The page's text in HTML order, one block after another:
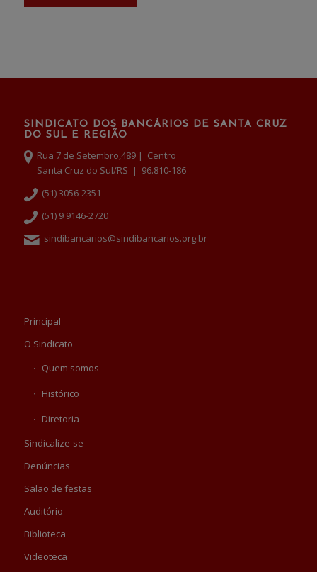
SINDICATO DOS BANCÁRIOS DE SANTA CRUZ
DO SUL E REGIÃO
Rua 7 de Setembro,489 | Centro
Santa Cruz do Sul/RS | 96.810-186
(51) 3056-2351
(51) 9 9146-2720
sindibancarios@sindibancarios.org.br
Principal
O Sindicato
Quem somos
Histórico
Diretoria
Sindicalize-se
Denúncias
Salão de festas
Auditório
Biblioteca
Videoteca